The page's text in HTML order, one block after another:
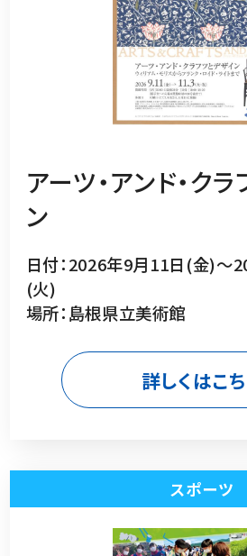
アーツ・アンド・ク
ン
日付：2026年9月11日(金)～
(火)
場所：島根県立美術館
詳しくはこ
スポーツ